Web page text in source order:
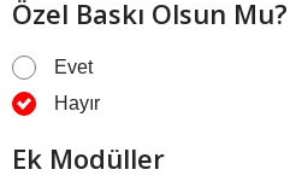
Özel Baskı Olsun Mu?
Evet
Hayır
Ek Modüller